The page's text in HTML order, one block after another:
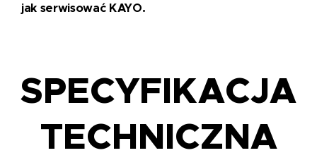
jak serwisować KAYO.
SPECYFIKACJA
TECHNICZNA